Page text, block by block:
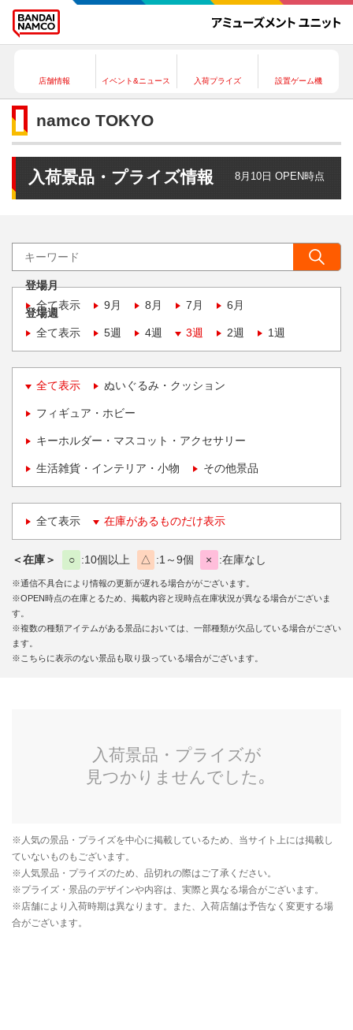
店舗情報 イベント&ニュース 入荷プライズ 設置ゲーム機
namco TOKYO
入荷景品・プライズ情報 8月10日 OPEN時点
登場月
全て表示
9月 8月 7月 6月
登場週
全て表示
5週 4週 3週 2週 1週
全て表示 ぬいぐるみ・クッション
フィギュア・ホビー
キーホルダー・マスコット・アクセサリー
生活雑貨・インテリア・小物 その他景品
全て表示 在庫があるものだけ表示
＜在庫＞ ○ 10個以上 △ 1～9個 × 在庫なし
※通信不具合により情報の更新が遅れる場合ががございます。
※OPEN時点の在庫とるため、掲載内容と現時点在庫状況が異なる場合がございま
す。
※複数の種類アイテムがある景品においては、一部種類が欠品している場合がござい
ます。
※こちらに表示のない景品も取り扱っている場合がございます。